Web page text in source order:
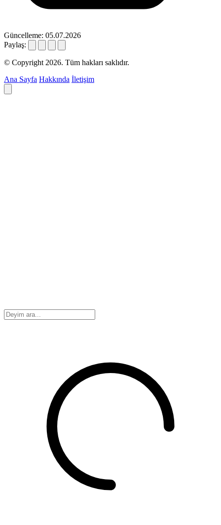
Güncelleme: 05.07.2026
Paylaş:
© Copyright 2026. Tüm hakları saklıdır.
Ana Sayfa Hakkında İletişim